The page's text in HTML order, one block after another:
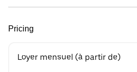
Pricing
Loyer mensuel (à partir de)